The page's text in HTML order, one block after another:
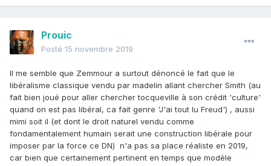
Prouic
Posté 15 novembre 2019
Il me semble que Zemmour a surtout dénoncé le fait que le
libéralisme classique vendu par madelin allant chercher Smith (au
fait bien joué pour aller chercher tocqueville à son crédit 'culture'
quand on est pas libéral, ca fait genre 'J'ai tout lu Freud') , aussi
mimi soit il (et dont le droit naturel vendu comme
fondamentalement humain serait une construction libérale pour
imposer par la force ce DN) n'a pas sa place réaliste en 2019,
car bien que certainement pertinent en temps que modèle